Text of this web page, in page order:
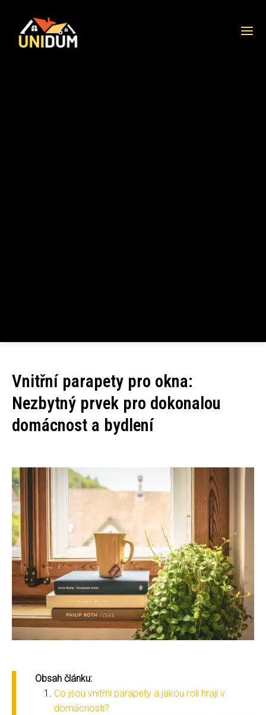
Vnitřní parapety pro okna:
Nezbytný prvek pro dokonalou
domácnost a bydlení
Obsah článku:
Co jsou vnitřní parapety a jakou roli hrají v
domácnosti?